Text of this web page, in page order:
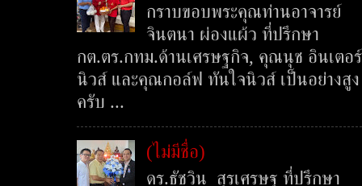
กราบขอบพระคุณท่านอาจารย์
จินตนา ผ่องแผ้ว ที่ปรึกษา
กต.ตร.กทม.ด้านเศรษฐกิจ, คุณนุช อินเตอร์
นิวส์ และคุณกอล์ฟ ทันใจนิวส์ เป็นอย่างสูง
ครับ ...
(ไม่มีชื่อ)
ดร.ธัชวิน สุรเศรษฐ ที่ปรึกษา